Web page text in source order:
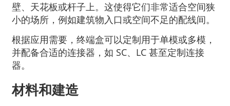
壁、天花板或杆子上。这使得它们非常适合空间狭
小的场所，例如建筑物入口或空间不足的配线间。
根据应用需要，终端盒可以定制用于单模或多模，
并配备合适的连接器，如 SC、LC 甚至定制连接
器。
材料和建造